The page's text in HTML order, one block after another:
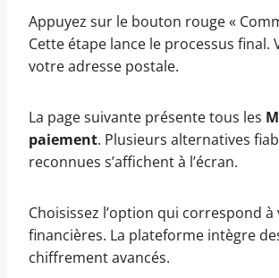
Appuyez sur le bouton rouge «
Cette étape lance le processus final.
votre adresse postale.
La page suivante présente tous les
paiement. Plusieurs alternatives
reconnues s’affichent à l’écran.
Choisissez l’option qui correspond
financières. La plateforme intègre
chiffrement avancés.